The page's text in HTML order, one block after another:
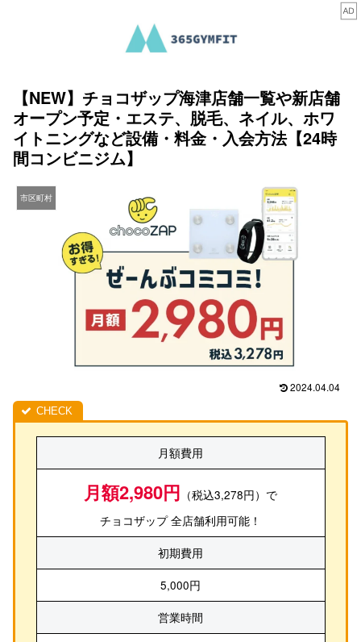
【NEW】チョコザップ海津店舗一覧や新店舗
オープン予定・エステ、脱毛、ネイル、ホワ
イトニングなど設備・料金・入会方法【24時
間コンビニジム】
市区町村
2024.04.04
月額費用
月額2,980円 （税込3,278円）で
チョコザップ 全店舗利用可能！
初期費用
5,000円
営業時間